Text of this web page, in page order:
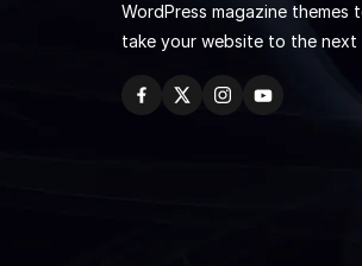
WordPress magazine themes
take your website to the next